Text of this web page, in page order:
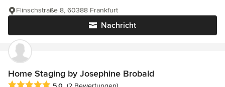
Nachricht
Flinschstraße 8, 60388 Frankfurt
Home Staging by Josephine Brobald
Durchschnittliche Bewertung: 5 von 5 Sternen